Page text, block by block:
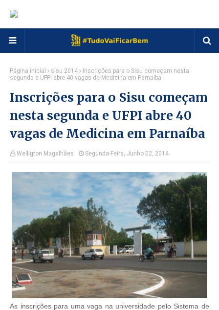
Página inicial sisu 2014
Inscrições para o Sisu começam nesta
segunda e UFPI abre 40 vagas de Medicina em Parnaíba
Inscrições para o Sisu começam
nesta segunda e UFPI abre 40
vagas de Medicina em Parnaíba
Welligton Magalhães Segunda-Feira, Junho 02, 2014
As inscriçõespara uma vaga na universidade pelo Sistema de